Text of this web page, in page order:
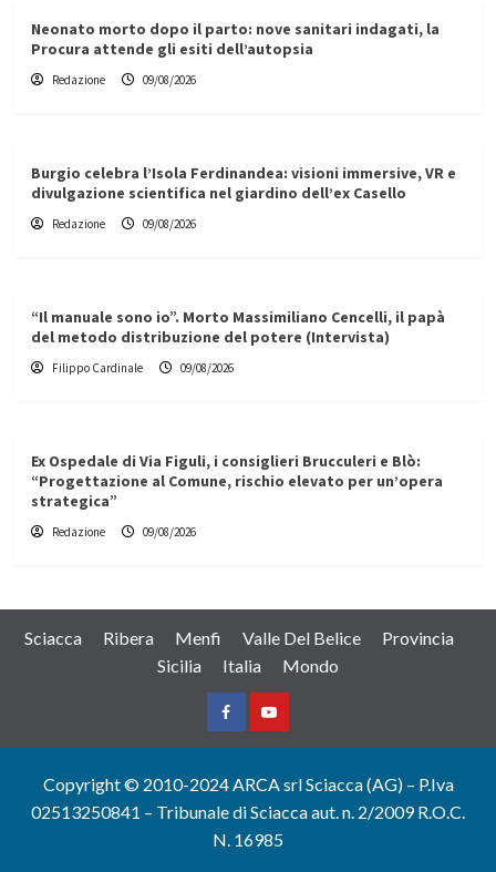
Neonato morto dopo il parto: nove sanitari indagati, la
Procura attende gli esiti dell’autopsia
Redazione 09/08/2026
Burgio celebra l’Isola Ferdinandea: visioni immersive, VR e
divulgazione scientifica nel giardino dell’ex Casello
Redazione 09/08/2026
“Il manuale sono io”. Morto Massimiliano Cencelli, il papà
del metodo distribuzione del potere (Intervista)
Filippo Cardinale 09/08/2026
Ex Ospedale di Via Figuli, i consiglieri Brucculeri e Blò:
“Progettazione al Comune, rischio elevato per un’opera
strategica”
Redazione 09/08/2026
Sciacca Ribera Menfi Valle Del Belice
Provincia
Sicilia
Italia Mondo
FacebookYountube
Copyright © 2010-2024 ARCA srl Sciacca (AG) – P.Iva
02513250841 – Tribunale di Sciacca aut. n. 2/2009 R.O.C.
N. 16985